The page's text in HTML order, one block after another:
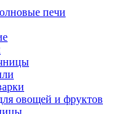
печи
овощей и фруктов